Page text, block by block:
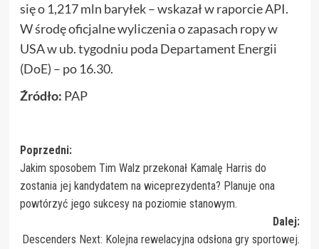
się o 1,217 mln baryłek – wskazał w raporcie API.
W środę oficjalne wyliczenia o zapasach ropy w
USA w ub. tygodniu poda Departament Energii
(DoE) – po 16.30.
Źródło: PAP
Zobacz
wpisy
Poprzedni:
Jakim sposobem Tim Walz przekonał Kamalę Harris do
zostania jej kandydatem na wiceprezydenta? Planuje ona
powtórzyć jego sukcesy na poziomie stanowym.
Dalej:
Descenders Next: Kolejna rewelacyjna odsłona gry sportowej.